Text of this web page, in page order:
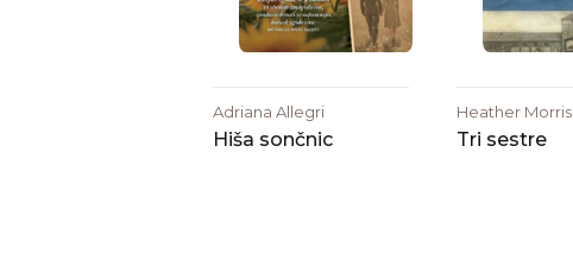
Adriana Allegri
Hiša sončnic
Heather Morris
Tri sestre